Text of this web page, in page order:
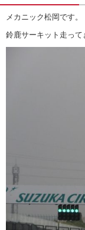
メカニック松岡です。
鈴鹿サーキット走って